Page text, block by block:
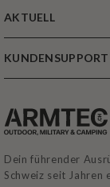
AKTUELL
KUNDENSUPPORT
Dein führender
Schweiz seit Jahren